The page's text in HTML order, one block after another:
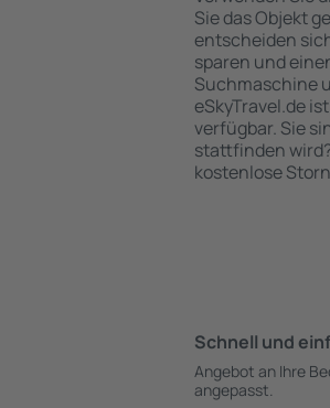
Sie das Objekt
entscheiden
sparen und
Suchmaschine
eSkyTravel.de
verfügbar. Sie
stattfinden
kostenlose
Schnell und
Angebot an Ihre
angepasst.